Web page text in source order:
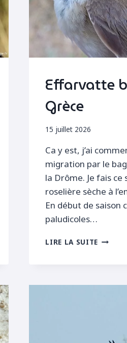
Effarvatte
Grèce
15 juillet 2026
Ca y est, j’ai
migration par le
la Drôme. Je fais ce
roselière sèche à
En début de saison
paludicoles…
LIRE LA SUITE